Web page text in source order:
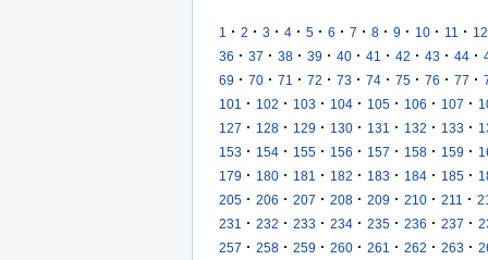
1 · 2 · 3 · 4 · 5 · 6 · 7 · 8 · 9 · 10 · 11 · 12
36 · 37 · 38 · 39 · 40 · 41 · 42 · 43 · 44 ·
69 · 70 · 71 · 72 · 73 · 74 · 75 · 76 · 77 ·
101
· 102 · 103 · 104 · 105 · 106 · 107 ·
127 · 128 · 129 · 130 · 131 · 132 · 133 ·
153 · 154 · 155 · 156 · 157 · 158 · 159 ·
179 · 180 · 181 · 182 · 183 · 184 · 185 ·
205 · 206 · 207 · 208 · 209 · 210 · 211 ·
231
· 232 · 233 · 234 · 235 · 236 · 237 ·
257 · 258 · 259 · 260 · 261 · 262 · 263 ·